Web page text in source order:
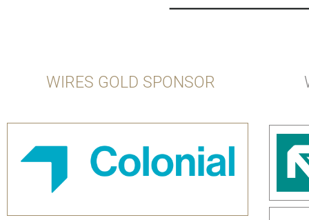
WIRES GOLD SPONSOR